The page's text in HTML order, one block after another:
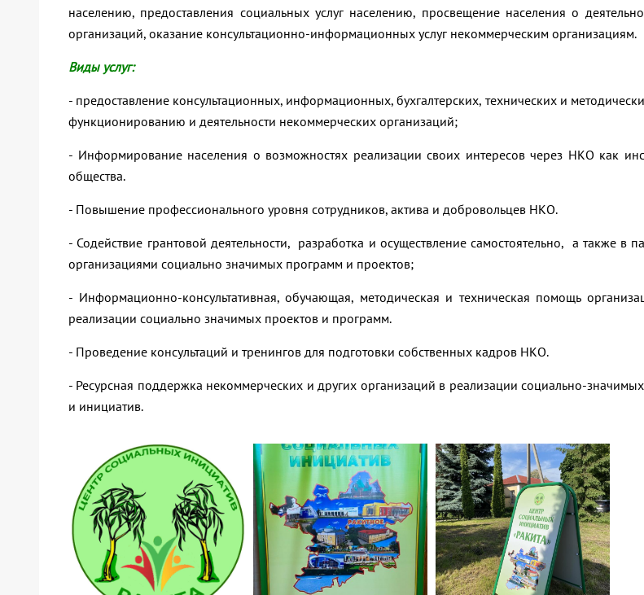
населению, предоставления социальных услуг населению, просвещение населения о
организаций, оказание консультационно-информационных услуг некоммерческим организациям.
Виды услуг:
- предоставление консультационных, информационных, бухгалтерских, технических и
функционированию и деятельности некоммерческих организаций;
- Информирование населения о возможностях реализации своих интересов через НКО как
общества.
- Повышение профессионального уровня сотрудников, актива и добровольцев НКО.
- Содействие грантовой деятельности, разработка и осуществление самостоятельно, а также в
организациями социально значимых программ и проектов;
- Информационно-консультативная, обучающая, методическая и техническая помощь
реализации социально значимых проектов и программ.
- Проведение консультаций и тренингов для подготовки собственных кадров НКО.
- Ресурсная поддержка некоммерческих и других организаций в реализации социально-
и инициатив.